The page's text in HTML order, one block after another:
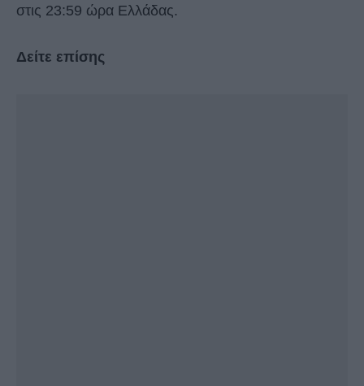
στις 23:59 ώρα Ελλάδας.
Δείτε επίσης